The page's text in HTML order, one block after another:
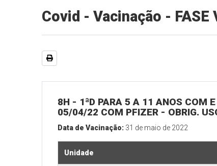
Covid - Vacinação - FASE
8H - 1ªD PARA 5 A 11 ANOS COM
05/04/22 COM PFIZER - OBRIG.
Data de Vacinação: 31 de maio de 2022
Unidade